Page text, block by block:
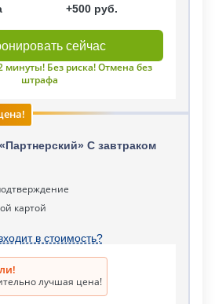
+500 руб.
сейчас
минуты! Без риска! Отмена без
штрафа
С завтраком
картой
в стоимость?
лучшая цена!